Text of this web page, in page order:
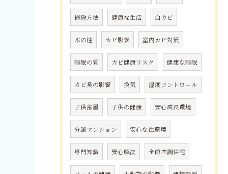
掃除方法 健康な生活 白カビ
木の柱 カビ影響 室内カビ対策
睡眠の質 カビ健康リスク 健康な睡眠
カビ臭の影響 換気 湿度コントロール
子供部屋 子供の健康 安心成長環境
分譲マンション 安心な住環境
専門知識 安心解決 全館空調住宅